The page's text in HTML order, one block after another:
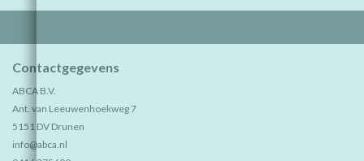
Contactgegevens
ABCA B.V.
Ant. van Leeuwenhoekweg 7
5151 DV Drunen
info@abca.nl